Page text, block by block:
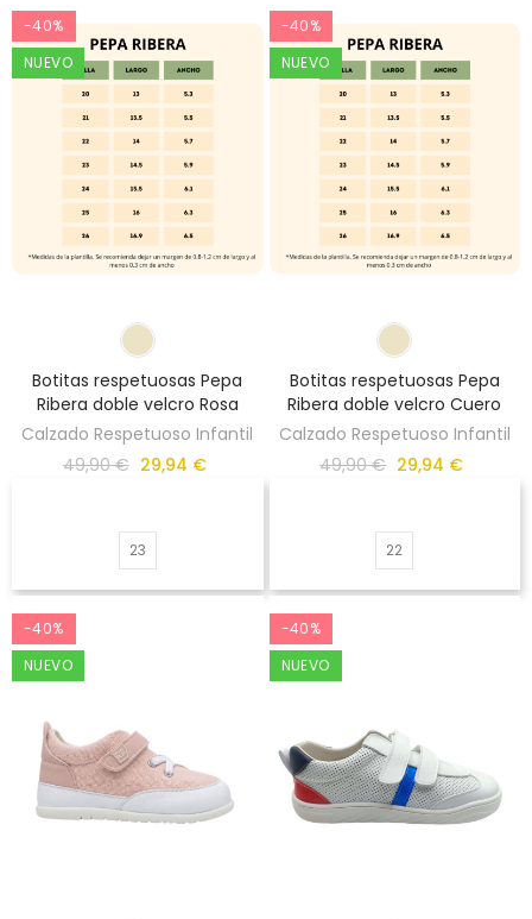
-40%
NUEVO
Botitas respetuosas Pepa
Ribera doble velcro Rosa
Calzado Respetuoso Infantil
49,90 € 29,94 €
23
-40%
NUEVO
Botitas respetuosas Pepa
Ribera doble velcro Cuero
Calzado Respetuoso Infantil
49,90 € 29,94 €
22
-40%
NUEVO
-40%
NUEVO